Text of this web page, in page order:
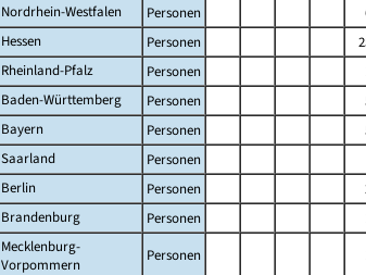
Nordrhein-Westfalen
Personen
Hessen
Personen
Rheinland-Pfalz
Personen
Baden-Württemberg
Personen
Bayern
Personen
Saarland
Personen
Berlin
Personen
Brandenburg
Personen
Mecklenburg-
Vorpommern
Personen